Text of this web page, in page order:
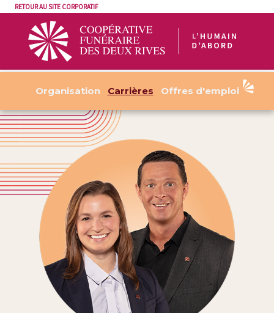
RETOUR AU SITE CORPORATIF
Organisation Carrières Offres d'emploi